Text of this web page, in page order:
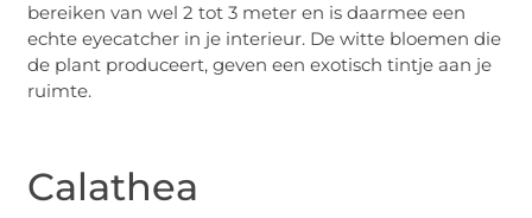
bereiken van wel 2 tot 3 meter en is daarmee een
echte eyecatcher in je interieur. De witte bloemen die
de plant produceert, geven een exotisch tintje aan je
ruimte.
Calathea